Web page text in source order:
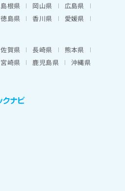
島根県 岡山県
広島県
徳島県 香川県
愛媛県
佐賀県 長崎県
熊本県
宮崎県 鹿児島県 沖縄県